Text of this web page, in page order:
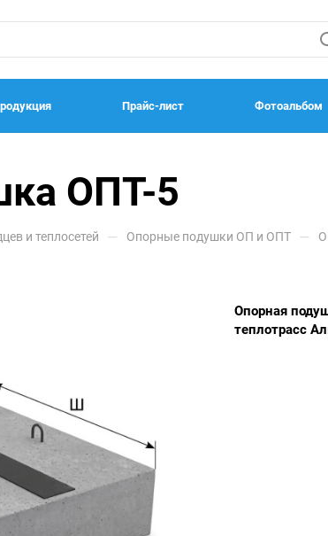
Прайс-лист Фотоальбом
ОПТ-5
и теплосетей — Опорные подушки ОП и ОПТ —
Опорная
теплотрасс